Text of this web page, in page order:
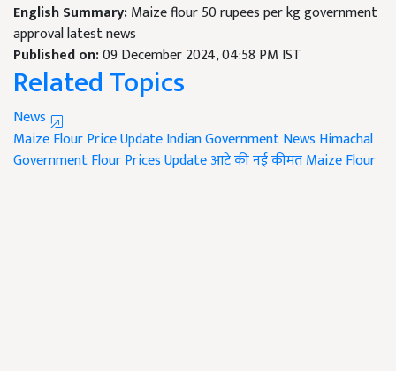
English Summary:Maize flour 50 rupees per kg government
approval latest news
Published on:09 December 2024, 04:58 PM IST
Related Topics
News
Maize Flour Price UpdateIndian Government News Himachal
GovernmentFlour Prices Updateआटे की नई कीमतMaize Flour